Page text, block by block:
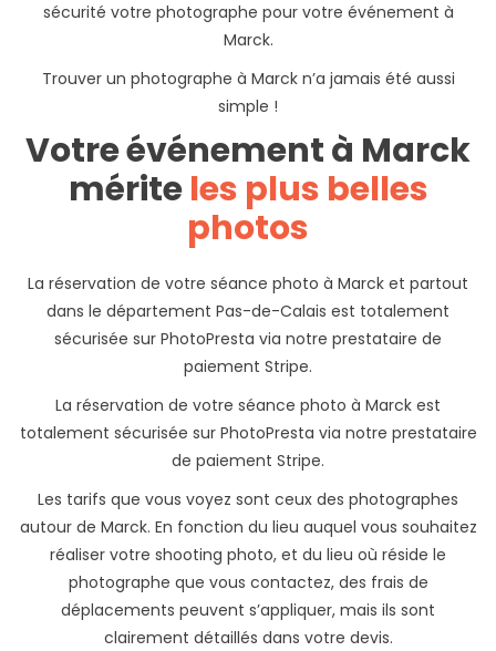
sécurité votre photographe pour votre événement à
Marck.
Trouver un photographe à Marck n’a jamais été aussi
simple !
Votre événement à Marck
mériteles plus belles
photos
La réservation de votre séance photo à Marck et partout
dans le département Pas-de-Calais est totalement
sécurisée sur PhotoPresta via notre prestataire de
paiement Stripe.
La réservation de votre séance photo à Marck est
totalement sécurisée sur PhotoPresta via notre prestataire
de paiement Stripe.
Les tarifs que vous voyez sont ceux des photographes
autour de Marck. En fonction du lieu auquel vous souhaitez
réaliser votre shooting photo, et du lieu où réside le
photographe que vous contactez, des frais de
déplacements peuvent s’appliquer, mais ils sont
clairement détaillés dans votre devis.